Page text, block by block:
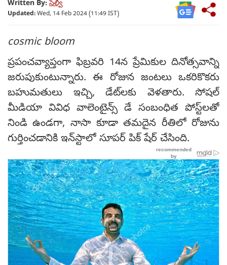
Written By: సెల్వి
Updated:Wed, 14 Feb 2024 (11:49 IST)
cosmic bloom
ప్రపంచవ్యాప్తంగా ఫిబ్రవరి 14న ప్రేమికుల దినోత్సవాన్ని
జరుపుకుంటున్నారు. ఈ రోజున జంటలు ఒకరికొకరు
బహుమతులు ఇచ్చి, డేట్‌లకు వెళతారు. సోషల్
మీడియా వివిధ వాలెంటైన్స్ డే సంబంధిత పోస్ట్‌లతో
నిండి ఉండగా, నాసా కూడా తమదైన రీతిలో రోజును
గుర్తించడానికి ఇన్‌స్టాలో సూపర్ పిక్ షేర్ చేసింది.